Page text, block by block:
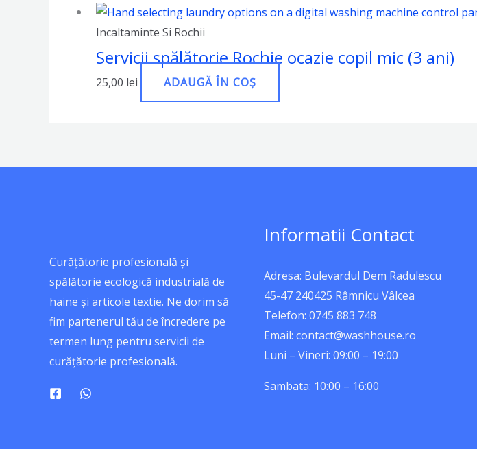
Incaltaminte Si Rochii
Servicii spălătorie Rochie ocazie copil mic (3 ani)
25,00 lei ADAUGĂ ÎN COȘ
Curățătorie profesională și
spălătorie ecologică industrială de
haine și articole textie. Ne dorim să
fim partenerul tău de încredere pe
termen lung pentru servicii de
curățătorie profesională.
Informatii Contact
Adresa: Bulevardul Dem Radulescu
45-47 240425 Râmnicu Vâlcea
Telefon: 0745 883 748
Email: contact@washhouse.ro
Luni – Vineri: 09:00 – 19:00
Sambata: 10:00 – 16:00